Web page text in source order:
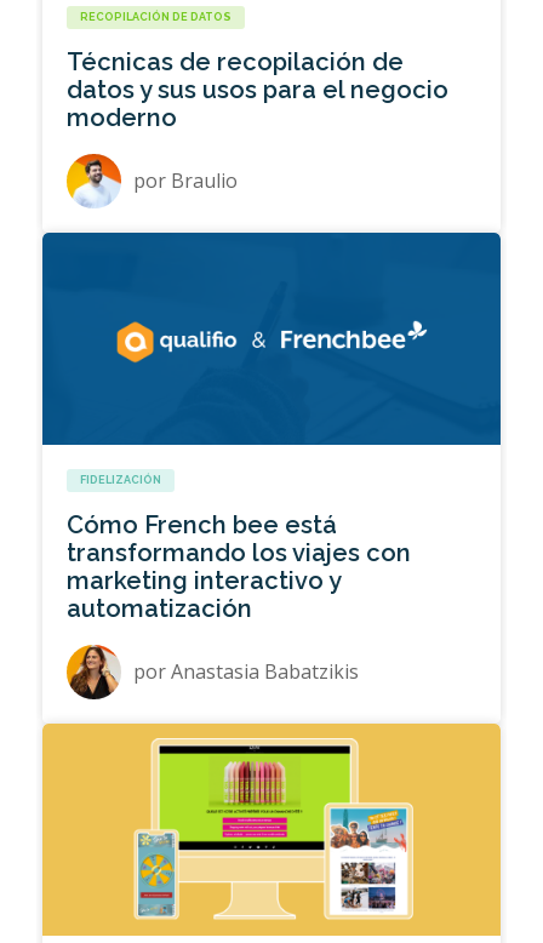
RECOPILACIÓN DE DATOS
Técnicas de recopilación de
datos y sus usos para el negocio
moderno
por Braulio
FIDELIZACIÓN
Cómo French bee está
transformando los viajes con
marketing interactivo y
automatización
porAnastasia Babatzikis